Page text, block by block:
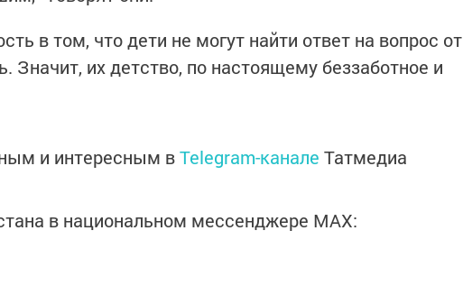
в том, что дети не могут найти ответ на вопрос от
Значит, их детство, по настоящему беззаботное и
и интересным вTelegram-канале Татмедиа
в национальном мессенджере MАХ: